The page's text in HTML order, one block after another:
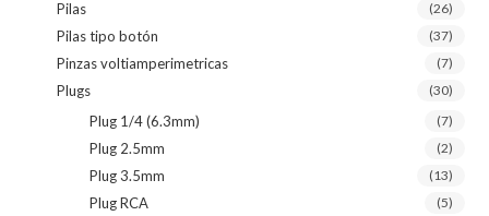
Pilas (26)
Pilas tipo botón (37)
Pinzas voltiamperimetricas (7)
Plugs (30)
Plug 1/4 (6.3mm) (7)
Plug 2.5mm (2)
Plug 3.5mm (13)
Plug RCA (5)